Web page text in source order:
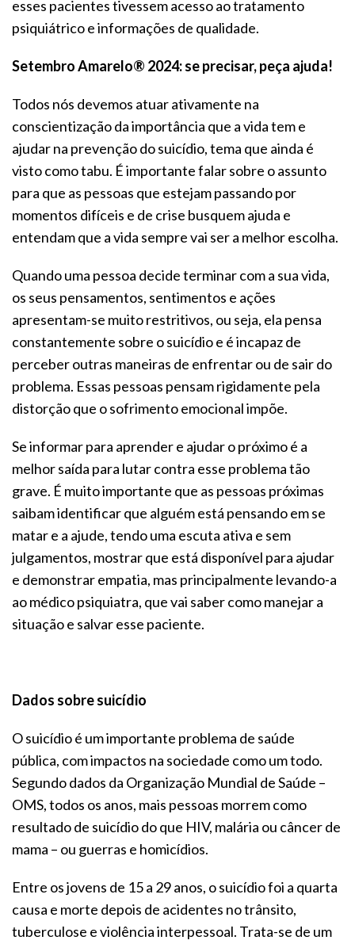
esses pacientes tivessem acesso ao tratamento
psiquiátrico e informações de qualidade.
Setembro Amarelo® 2024: se precisar, peça ajuda!
Todos nós devemos atuar ativamente na
conscientização da importância que a vida tem e
ajudar na prevenção do suicídio, tema que ainda é
visto como tabu. É importante falar sobre o assunto
para que as pessoas que estejam passando por
momentos difíceis e de crise busquem ajuda e
entendam que a vida sempre vai ser a melhor escolha.
Quando uma pessoa decide terminar com a sua vida,
os seus pensamentos, sentimentos e ações
apresentam-se muito restritivos, ou seja, ela pensa
constantemente sobre o suicídio e é incapaz de
perceber outras maneiras de enfrentar ou de sair do
problema. Essas pessoas pensam rigidamente pela
distorção que o sofrimento emocional impõe.
Se informar para aprender e ajudar o próximo é a
melhor saída para lutar contra esse problema tão
grave. É muito importante que as pessoas próximas
saibam identificar que alguém está pensando em se
matar e a ajude, tendo uma escuta ativa e sem
julgamentos, mostrar que está disponível para ajudar
e demonstrar empatia, mas principalmente levando-a
ao médico psiquiatra, que vai saber como manejar a
situação e salvar esse paciente.
Dados sobre suicídio
O suicídio é um importante problema de saúde
pública, com impactos na sociedade como um todo.
Segundo dados da Organização Mundial de Saúde –
OMS, todos os anos, mais pessoas morrem como
resultado de suicídio do que HIV, malária ou câncer de
mama – ou guerras e homicídios.
Entre os jovens de 15 a 29 anos, o suicídio foi a quarta
causa e morte depois de acidentes no trânsito,
tuberculose e violência interpessoal. Trata-se de um